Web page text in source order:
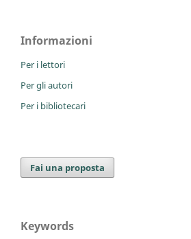
Informazioni
Per i lettori
Per gli autori
Per i bibliotecari
Fai una proposta
Keywords